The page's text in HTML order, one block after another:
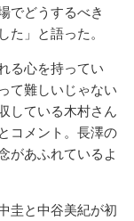
でどうするべき
」と語った。
る心を持ってい
て難しいじゃない
している木村さん
コメント。長澤の
があふれているよ
圭と中谷美紀が初